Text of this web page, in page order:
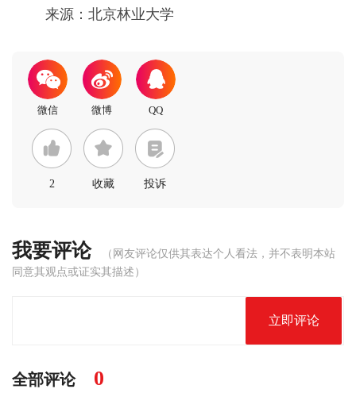
来源：北京林业大学
2 收藏 投诉
我要评论
（网友评论仅供其表达个人看法，并不表明本站
同意其观点或证实其描述）
立即评论
全部评论 0